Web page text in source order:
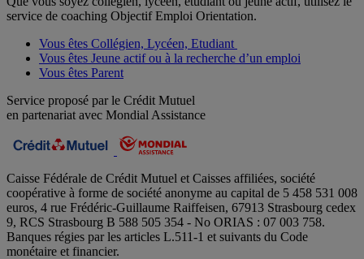
service de coaching Objectif Emploi Orientation.
Vous êtes Collégien, Lycéen, Etudiant
Vous êtes Jeune actif ou à la recherche d’un emploi
Vous êtes Parent
Service proposé par le Crédit Mutuel
en partenariat avec Mondial Assistance
Caisse Fédérale de Crédit Mutuel et Caisses affiliées, société
coopérative à forme de société anonyme au capital de 5 458 531 008
euros, 4 rue Frédéric-Guillaume Raiffeisen, 67913 Strasbourg cedex
9, RCS Strasbourg B 588 505 354 - No ORIAS : 07 003 758.
Banques régies par les articles L.511-1 et suivants du Code
monétaire et financier.